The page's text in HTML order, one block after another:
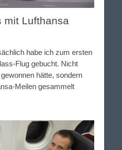
mit Lufthansa
habe ich zum ersten
Flug gebucht. Nicht
hätte, sondern
Meilen gesammelt